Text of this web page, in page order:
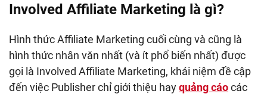
Involved Affiliate Marketing là gì?
Hình thức Affiliate Marketing cuối cùng và cũng là
hình thức nhân văn nhất (và ít phổ biến nhất) được
gọi là Involved Affiliate Marketing, khái niệm đề cập
đến việc Publisher chỉ giới thiệu hayquảng cáocác